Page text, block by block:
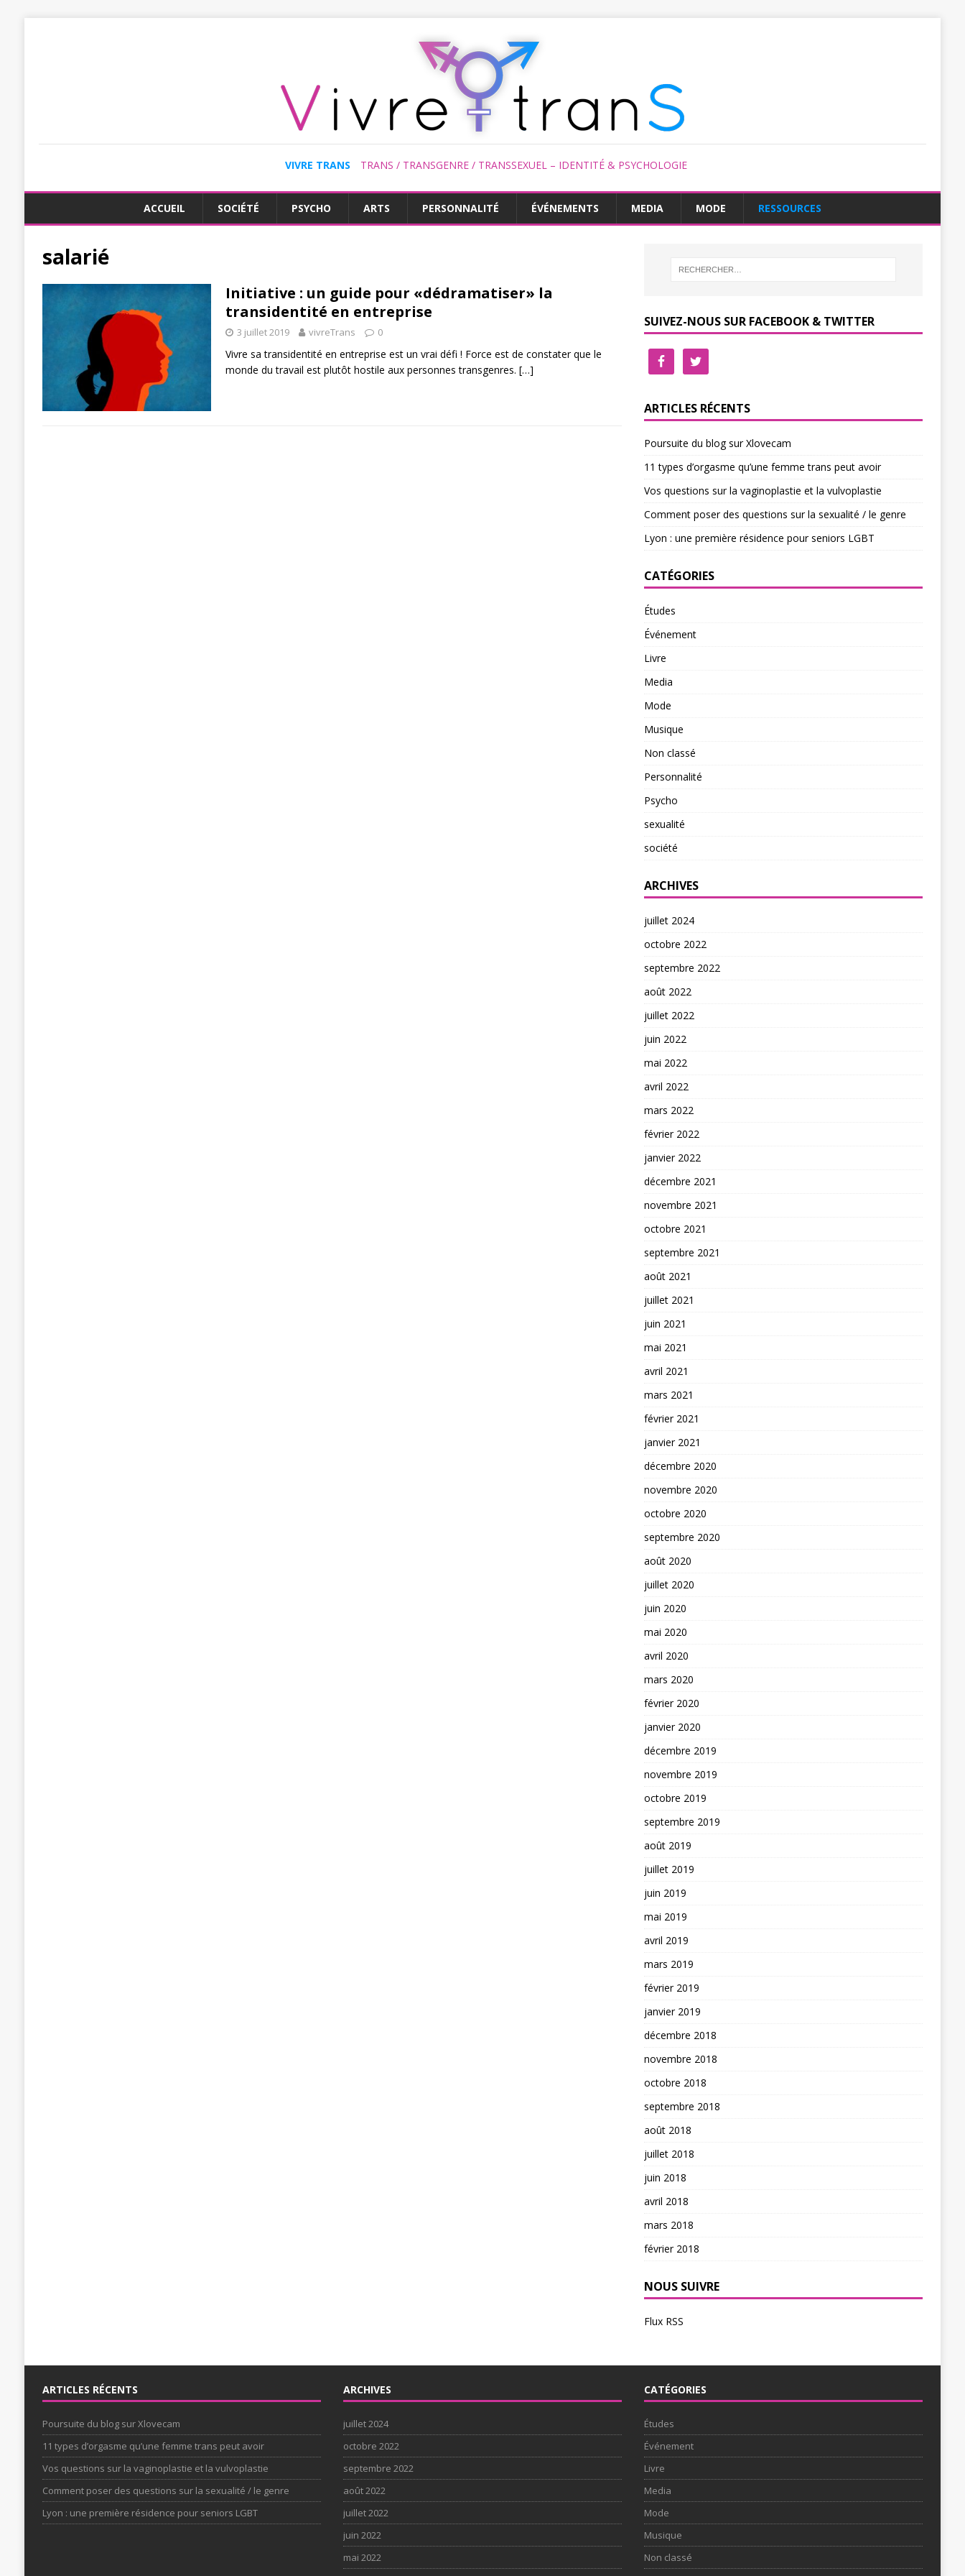
VIVRE TRANS TRANS / TRANSGENRE / TRANSSEXUEL – IDENTITÉ & PSYCHOLOGIE
ACCUEIL SOCIÉTÉ PSYCHO ARTS PERSONNALITÉ ÉVÉNEMENTS MEDIA MODE RESSOURCES
salarié
Initiative : un guide pour «dédramatiser» la
transidentité en entreprise
3 juillet 2019 vivreTrans 0
Vivre sa transidentité en entreprise est un vrai défi ! Force est de constater que le
monde du travail est plutôt hostile aux personnes transgenres. […]
SUIVEZ-NOUS SUR FACEBOOK & TWITTER
ARTICLES RÉCENTS
Poursuite du blog sur Xlovecam
11 types d’orgasme qu’une femme trans peut avoir
Vos questions sur la vaginoplastie et la vulvoplastie
Comment poser des questions sur la sexualité / le genre
Lyon : une première résidence pour seniors LGBT
CATÉGORIES
Études
Événement
Livre
Media
Mode
Musique
Non classé
Personnalité
Psycho
sexualité
société
ARCHIVES
juillet 2024
octobre 2022
septembre 2022
août 2022
juillet 2022
juin 2022
mai 2022
avril 2022
mars 2022
février 2022
janvier 2022
décembre 2021
novembre 2021
octobre 2021
septembre 2021
août 2021
juillet 2021
juin 2021
mai 2021
avril 2021
mars 2021
février 2021
janvier 2021
décembre 2020
novembre 2020
octobre 2020
septembre 2020
août 2020
juillet 2020
juin 2020
mai 2020
avril 2020
mars 2020
février 2020
janvier 2020
décembre 2019
novembre 2019
octobre 2019
septembre 2019
août 2019
juillet 2019
juin 2019
mai 2019
avril 2019
mars 2019
février 2019
janvier 2019
décembre 2018
novembre 2018
octobre 2018
septembre 2018
août 2018
juillet 2018
juin 2018
avril 2018
mars 2018
février 2018
NOUS SUIVRE
Flux RSS
ARTICLES RÉCENTS
Poursuite du blog sur Xlovecam
11 types d’orgasme qu’une femme trans peut avoir
Vos questions sur la vaginoplastie et la vulvoplastie
Comment poser des questions sur la sexualité / le genre
Lyon : une première résidence pour seniors LGBT
ARCHIVES
juillet 2024
octobre 2022
septembre 2022
août 2022
juillet 2022
juin 2022
mai 2022
CATÉGORIES
Études
Événement
Livre
Media
Mode
Musique
Non classé